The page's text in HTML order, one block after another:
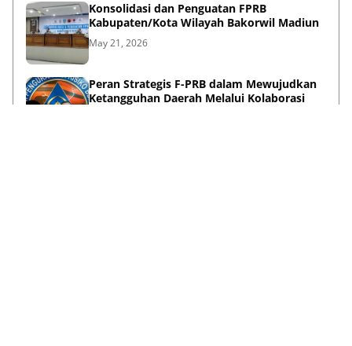
Konsolidasi dan Penguatan FPRB
Kabupaten/Kota Wilayah Bakorwil Madiun
May 21, 2026
Peran Strategis F-PRB dalam Mewujudkan
Ketangguhan Daerah Melalui Kolaborasi